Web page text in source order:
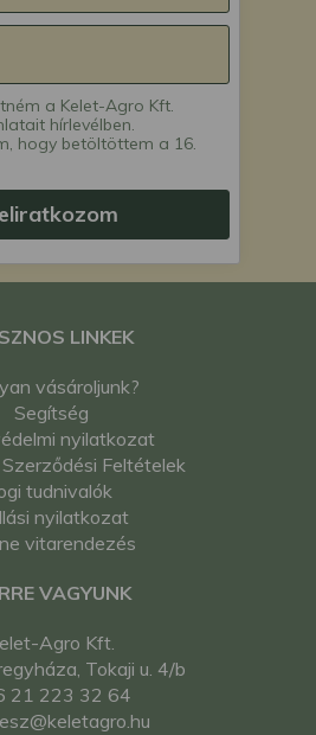
a Kelet-Agro Kft.
hírlevélben.
hogy betöltöttem a 16.
LINKEK
vásároljunk?
Segítség
nyilatkozat
Feltételek
tudnivalók
nyilatkozat
vitarendezés
VAGYUNK
Agro Kft.
Tokaji u. 4/b
21 223 32 64